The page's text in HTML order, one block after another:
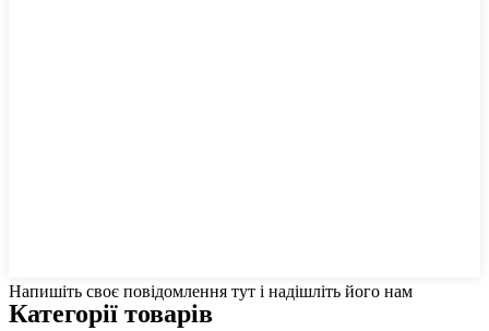
Напишіть своє повідомлення тут і надішліть його нам
Категорії товарів